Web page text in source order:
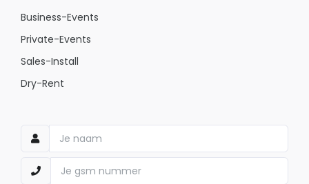
Business-Events
Private-Events
Sales-Install
Dry-Rent